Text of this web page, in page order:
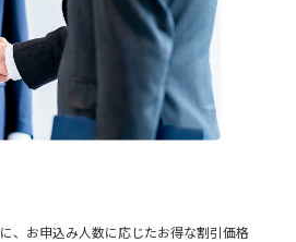
、お申込み人数に応じたお得な割引価格